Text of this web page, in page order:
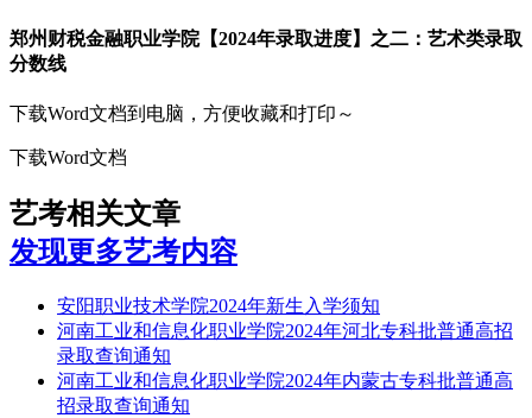
郑州财税金融职业学院【2024年录取进度】之二：艺术类录取
分数线
下载Word文档到电脑，方便收藏和打印～
下载Word文档
艺考相关文章
发现更多艺考内容
安阳职业技术学院2024年新生入学须知
河南工业和信息化职业学院2024年河北专科批普通高招
录取查询通知
河南工业和信息化职业学院2024年内蒙古专科批普通高
招录取查询通知